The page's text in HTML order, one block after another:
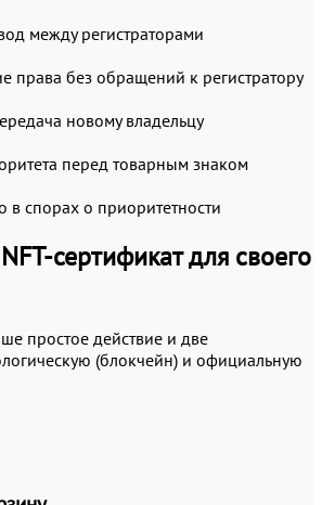
между регистраторами
права без обращений к регистратору
новому владельцу
перед товарным знаком
в спорах о приоритетности
сертификат для своего
простое действие и две
(блокчейн) и официальную